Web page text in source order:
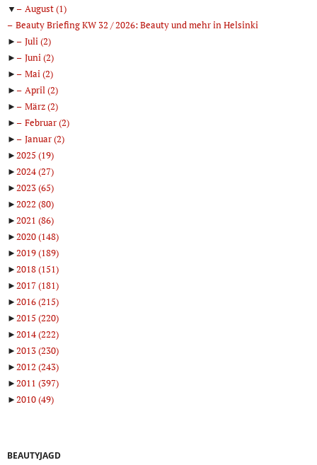
▼
August(1)
Beauty Briefing KW 32 / 2026: Beauty und mehr in Helsinki
►
Juli(2)
►
Juni(2)
►
Mai(2)
►
April(2)
►
März(2)
►
Februar(2)
►
Januar(2)
►2025 (19)
►2024(27)
►2023(65)
►2022 (80)
►2021 (86)
►2020(148)
►2019(189)
►2018(151)
►2017(181)
►2016(215)
►2015 (220)
►2014(222)
►2013(230)
►2012 (243)
►2011 (397)
►2010(49)
BEAUTYJAGD